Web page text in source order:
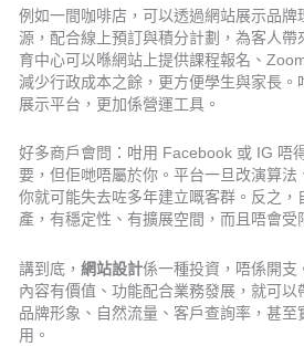
例如一間咖啡店，可以透過網站展示品牌
源，配合線上預訂與積分計劃，為客人
育中心可以喺網站上提供課程報名、
減少行政成本之餘，更方便學生與家長。
展示平台，更加係營運工具。
好多商戶會問：咁用 Facebook 或 IG 唔
要，但佢哋唔屬於你。平台一旦改演算法
你就可能失去咗多年建立嘅客群。反之，
產，有穩定性、有擴展空間，而且唔會受
講到底，網站設計係一種投資，唔係開支
內容有價值、功能配合業務發展，就可
品牌形象、自然流量、客戶查詢率，甚
用。